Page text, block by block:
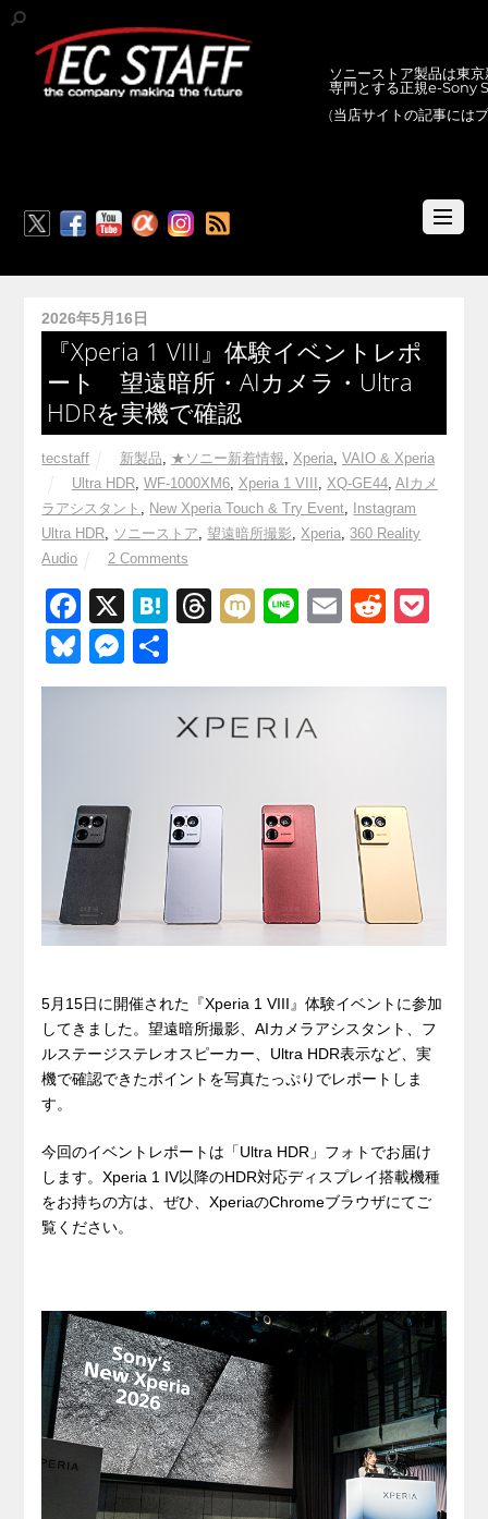
ソニーストア製品は東
専門とする正規e-Sony
(当店サイトの記事には
2026年5月16日
『Xperia 1 VIII』体験イベントレポ
ート 望遠暗所・AIカメラ・Ultra
HDRを実機で確認
tecstaff 新製品, ★ソニー新着情報, Xperia, VAIO & Xperia
Ultra HDR, WF-1000XM6, Xperia 1 VIII , XQ-GE44, AIカメ
ラアシスタント , New Xperia Touch & Try Event,
Instagram
Ultra HDR, ソニーストア,望遠暗所撮影,Xperia, 360 Reality
Audio
2 Comments
F
a
c
o
k
X
H
e
n
a
T
e
a
d
M
Li
e
E
R
d
ck
Bl
u
M
e
g
er
有
5月15日に開催された『Xperia 1 VIII』体験イベントに参加
してきました。望遠暗所撮影、AIカメラアシスタント、フ
ルステージステレオスピーカー、Ultra HDR表示など、実
機で確認できたポイントを写真たっぷりでレポートしま
す。
今回のイベントレポートは「Ultra HDR」フォトでお届け
します。Xperia 1 IV以降のHDR対応ディスプレイ搭載機種
をお持ちの方は、ぜひ、XperiaのChromeブラウザにてご
覧ください。